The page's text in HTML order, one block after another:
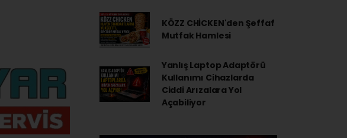
KÖZZ CHİCKEN'den Şeffaf
Mutfak Hamlesi
Yanlış Laptop Adaptörü
Kullanımı Cihazlarda
Ciddi Arızalara Yol
Açabiliyor